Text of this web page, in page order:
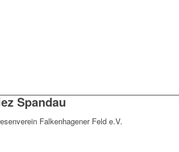
Spandau
Falkenhagener Feld e.V.